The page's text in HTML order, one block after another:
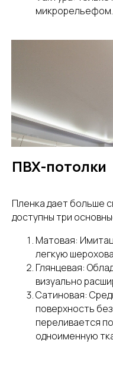
микрорельефом.
ПВХ-потолки
Пленка дает больше
доступны три
Матовая:
легкую
Глянцевая:
визуально
Сатиновая:
поверхность
переливается
одноименную
Заказать
мы ответим на любые